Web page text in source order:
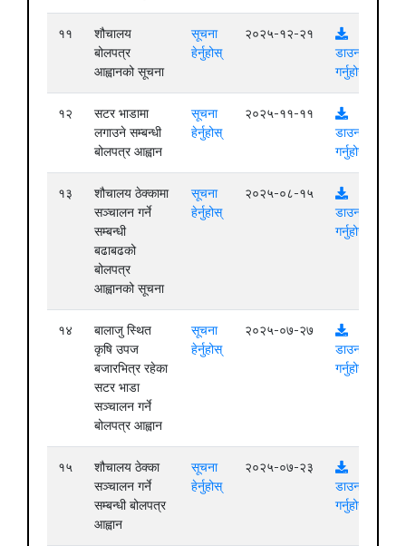
११
शौचालय
बोलपत्र
आह्वानको सूचना
सूचना
हेर्नुहोस्
२०२५-१२-२१
डाउनलोड
गर्नुहोस्
१२
सटर भाडामा
लगाउने सम्बन्धी
बोलपत्र आह्वान
सूचना
हेर्नुहोस्
२०२५-११-११
डाउनलोड
गर्नुहोस्
१३
शौचालय ठेक्कामा
सञ्चालन गर्ने
सम्बन्धी
बढाबढको
बोलपत्र
आह्वानको सूचना
सूचना
हेर्नुहोस्
२०२५-०८-१५
डाउनलोड
गर्नुहोस्
१४
बालाजु स्थित
कृषि उपज
बजारभित्र रहेका
सटर भाडा
सञ्चालन गर्ने
बोलपत्र आह्वान
सूचना
हेर्नुहोस्
२०२५-०७-२७
डाउनलोड
गर्नुहोस्
१५
शौचालय ठेक्का
सञ्चालन गर्ने
सम्बन्धी बोलपत्र
आह्वान
सूचना
हेर्नुहोस्
२०२५-०७-२३
डाउनलोड
गर्नुहोस्